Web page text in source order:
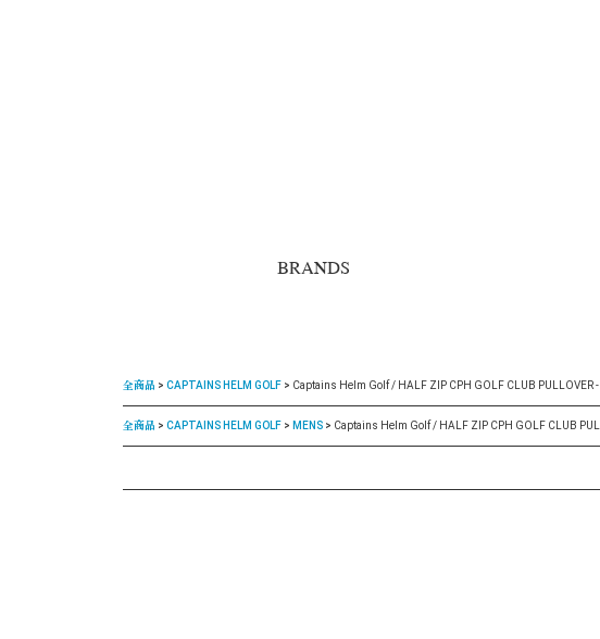
BRANDS
全商品 CAPTAINS HELM GOLF Captains Helm Golf / HALF ZIP CPH GOLF CLUB PULLOVER
全商品 CAPTAINS HELM GOLF MENS Captains Helm Golf / HALF ZIP CPH GOLF CLUB